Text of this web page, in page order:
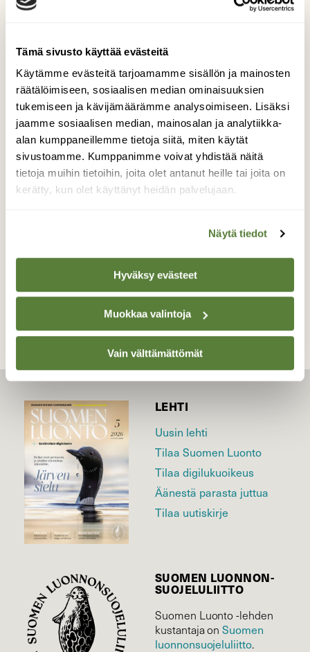
Tämä sivusto käyttää evästeitä
Käytämme evästeitä tarjoamamme sisällön ja mainosten
räätälöimiseen, sosiaalisen median ominaisuuksien
tukemiseen ja kävijämäärämme analysoimiseen. Lisäksi
jaamme sosiaalisen median, mainosalan ja analytiikka-
alan kumppaneillemme tietoja siitä, miten käytät
sivustoamme. Kumppanimme voivat yhdistää näitä
tietoja muihin tietoihin, joita olet antanut heille tai joita on
kerätty, kun olet käyttänyt heidän palvelujaan.
Näytä tiedot
Hyväksy evästeet
Muokkaa valintoja
Vain välttämättömät
Sitruunaperhosia
Tornion kaupuginlahden
rantakukkamättäässä oliyli 10
sitruunaperhosen joukko, kuvassa vain osa.
TAKAISIN LISTAAN
LEHTI
Uusin lehti
Tilaa Suomen Luonto
Tilaa digilukuoikeus
Äänestä parasta juttua
Tilaa uutiskirje
SUOMEN LUONNON­
SUOJELU­LIITTO
Suomen Luonto -lehden
kustantaja onSuomen
luonnonsuojelu­liitto.